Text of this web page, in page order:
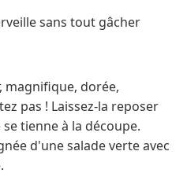
sans tout gâcher
magnifique, dorée,
pas ! Laissez-la reposer
tienne à la découpe.
d'une salade verte avec